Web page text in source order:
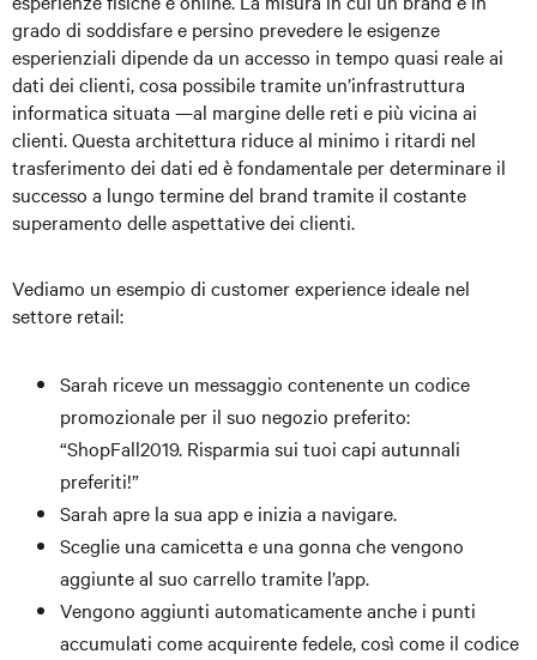
grado di soddisfare e persino prevedere le esigenze
esperienziali dipende da un accesso in tempo quasi reale ai
dati dei clienti, cosa possibile tramite un’infrastruttura
informatica situata —al margine delle reti e più vicina ai
clienti. Questa architettura riduce al minimo i ritardi nel
trasferimento dei dati ed è fondamentale per determinare il
successo a lungo termine del brand tramite il costante
superamento delle aspettative dei clienti.
Vediamo un esempio di customer experience ideale nel
settore retail:
Sarah riceve un messaggio contenente un codice
promozionale per il suo negozio preferito:
“ShopFall2019. Risparmia sui tuoi capi autunnali
preferiti!”
Sarah apre la sua app e inizia a navigare.
Sceglie una camicetta e una gonna che vengono
aggiunte al suo carrello tramite l’app.
Vengono aggiunti automaticamente anche i punti
accumulati come acquirente fedele, così come il codice